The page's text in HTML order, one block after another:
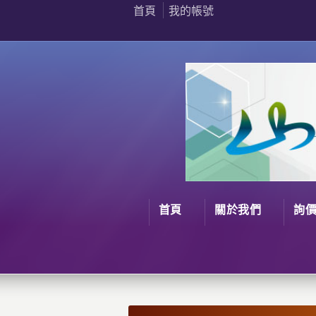
首頁 我的帳號
首頁 關於我們 詢